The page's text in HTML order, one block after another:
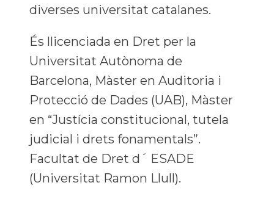
diverses universitat catalanes.
És llicenciada en Dret per la
Universitat Autònoma de
Barcelona, Màster en Auditoria i
Protecció de Dades (UAB), Màster
en “Justícia constitucional, tutela
judicial i drets fonamentals”.
Facultat de Dret d´ ESADE
(Universitat Ramon Llull).